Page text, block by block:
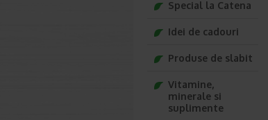
Special la Catena
Idei de cadouri
Produse de slabit
Vitamine,
minerale si
suplimente